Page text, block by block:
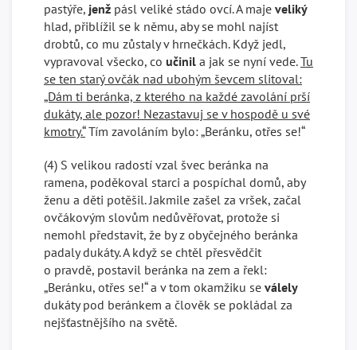
pastýře, jenž pásl veliké stádo ovcí. A maje veliký
hlad, přiblížil se k němu, aby se mohl najíst
drobtů, co mu zůstaly v hrnečkách. Když jedl,
vypravoval všecko, co učinil a jak se nyní vede.Tu
se ten starý ovčák nad ubohým ševcem slitoval:
„Dám ti beránka, z kterého na každé zavolání prší
dukáty, ale pozor! Nezastavuj se v hospodě u své
kmotry.“Tím zavoláním bylo: „Beránku, otřes se!“
(4) S velikou radostí vzal švec beránka na
ramena, poděkoval starci a pospíchal domů, aby
ženu a děti potěšil. Jakmile zašel za vršek, začal
ovčákovým slovům nedůvěřovat, protože si
nemohl představit, že by z obyčejného beránka
padaly dukáty. A když se chtěl přesvědčit
o pravdě, postavil beránka na zem a řekl:
„Beránku, otřes se!“ a v tom okamžiku se válely
dukáty pod beránkem a člověk se pokládal za
nejšťastnějšího na světě.